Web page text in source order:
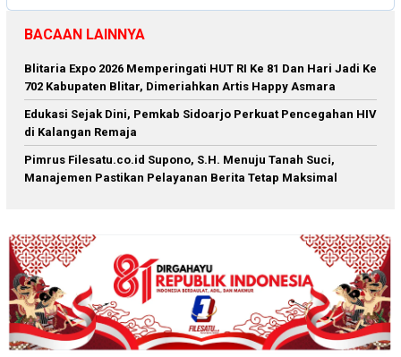
BACAAN LAINNYA
Blitaria Expo 2026 Memperingati HUT RI Ke 81 Dan Hari Jadi Ke
702 Kabupaten Blitar, Dimeriahkan Artis Happy Asmara
Edukasi Sejak Dini, Pemkab Sidoarjo Perkuat Pencegahan HIV
di Kalangan Remaja
Pimrus Filesatu.co.id Supono, S.H. Menuju Tanah Suci,
Manajemen Pastikan Pelayanan Berita Tetap Maksimal